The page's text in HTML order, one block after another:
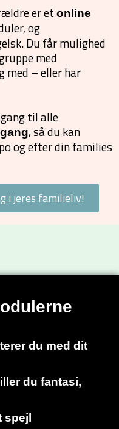
er et online
og
Du får mulighed
med
med – eller har
til alle
, så du kan
og efter din families
i jeres familieliv!
du med dit
du fantasi,
spejl